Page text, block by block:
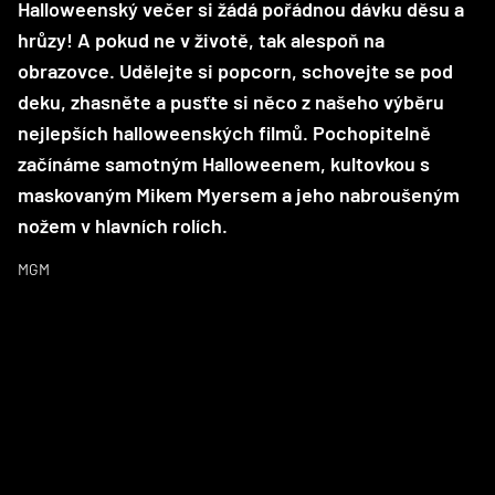
Halloweenský večer si žádá pořádnou dávku děsu a
hrůzy! A pokud ne v životě, tak alespoň na
obrazovce. Udělejte si popcorn, schovejte se pod
deku, zhasněte a pusťte si něco z našeho výběru
nejlepších halloweenských filmů. Pochopitelně
začínáme samotným Halloweenem, kultovkou s
maskovaným Mikem Myersem a jeho nabroušeným
nožem v hlavních rolích.
MGM